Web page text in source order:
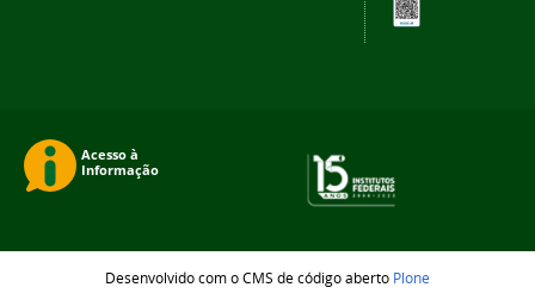
Desenvolvido com o CMS de código aberto Plone